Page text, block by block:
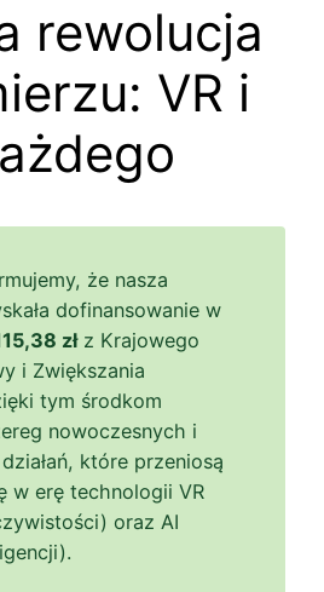
rewolucja
VR i
że nasza
dofinansowanie w
złz Krajowego
i Zwiększania
tym środkom
nowoczesnych i
które przeniosą
w erę technologii VR
oraz AI